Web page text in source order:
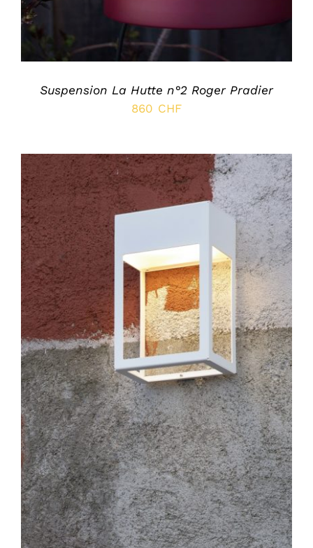
Suspension La Hutte n°2 Roger Pradier
860 CHF
SELECT OPTIONS
/
DÉTAILS